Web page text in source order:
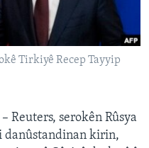
Tirkiyê Recep Tayyip
Reuters, serokên Rûsya
danûstandinan kirin,